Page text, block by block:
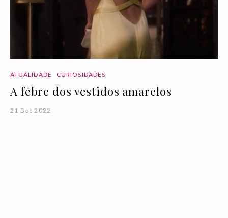
ATUALIDADE CURIOSIDADES
A febre dos vestidos amarelos
21 Dec 2022